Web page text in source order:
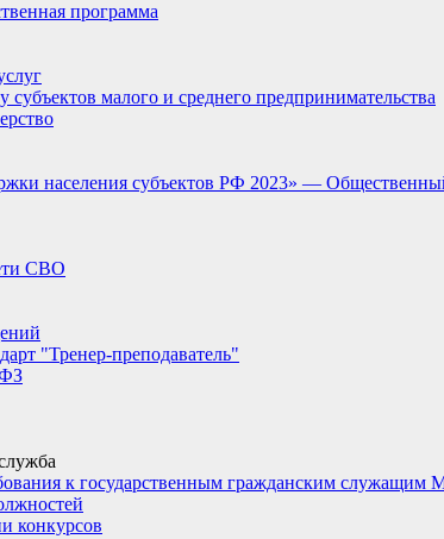
программа
субъектов малого и среднего предпринимательства
населения субъектов РФ 2023» —
СВО
"Тренер-преподаватель"
к государственным гражданским служащим
конкурсов